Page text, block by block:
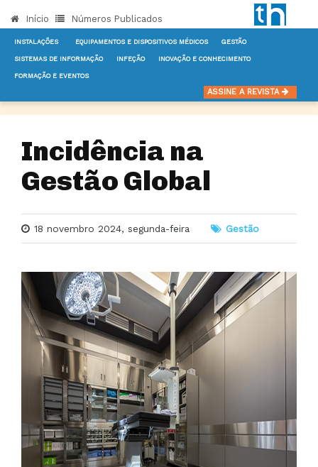
Início Números Publicados
INSTALAÇÕES EQUIPAMENTOS E DISPOSITIVOS MÉDICOS GESTÃO
SISTEMAS DE INFORMAÇÃO INFEÇÃO INOVAÇÃO E CONHECIMENTO
FORMAÇÃO E EVENTOS
ASSINE A REVISTA
INCIDÊNCIA NA GESTÃO GLOBAL
Incidência na
Gestão Global
18 novembro 2024, segunda-feira Gestão